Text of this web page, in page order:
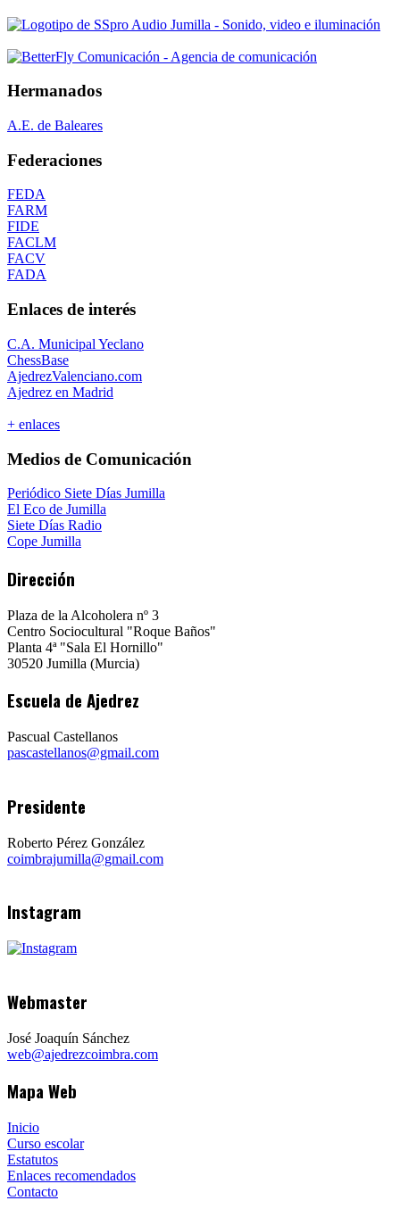
Hermanados
A.E. de Baleares
Federaciones
FEDA
FARM
FIDE
FACLM
FACV
FADA
Enlaces de interés
C.A. Municipal Yeclano
ChessBase
AjedrezValenciano.com
Ajedrez en Madrid
+ enlaces
Medios de Comunicación
Periódico Siete Días Jumilla
El Eco de Jumilla
Siete Días Radio
Cope Jumilla
Dirección
Plaza de la Alcoholera nº 3
Centro Sociocultural "Roque Baños"
Planta 4ª "Sala El Hornillo"
30520 Jumilla (Murcia)
Escuela de Ajedrez
Pascual Castellanos
pascastellanos@gmail.com
Presidente
Roberto Pérez González
coimbrajumilla@gmail.com
Instagram
Webmaster
José Joaquín Sánchez
web@ajedrezcoimbra.com
Mapa Web
Inicio
Curso escolar
Estatutos
Enlaces recomendados
Contacto